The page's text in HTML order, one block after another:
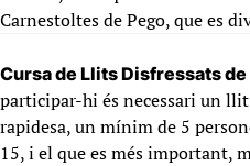
Carnestoltes de Pego, que es
Cursa de Llits Disfressats
participar-hi és necessari un
rapidesa, un mínim de 5
15, i el que es més important,